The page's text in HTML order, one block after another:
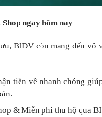
ngay hôm nay
BIDV còn mang đến vô
tiền về nhanh chóng
& Miễn phí thu hộ qua